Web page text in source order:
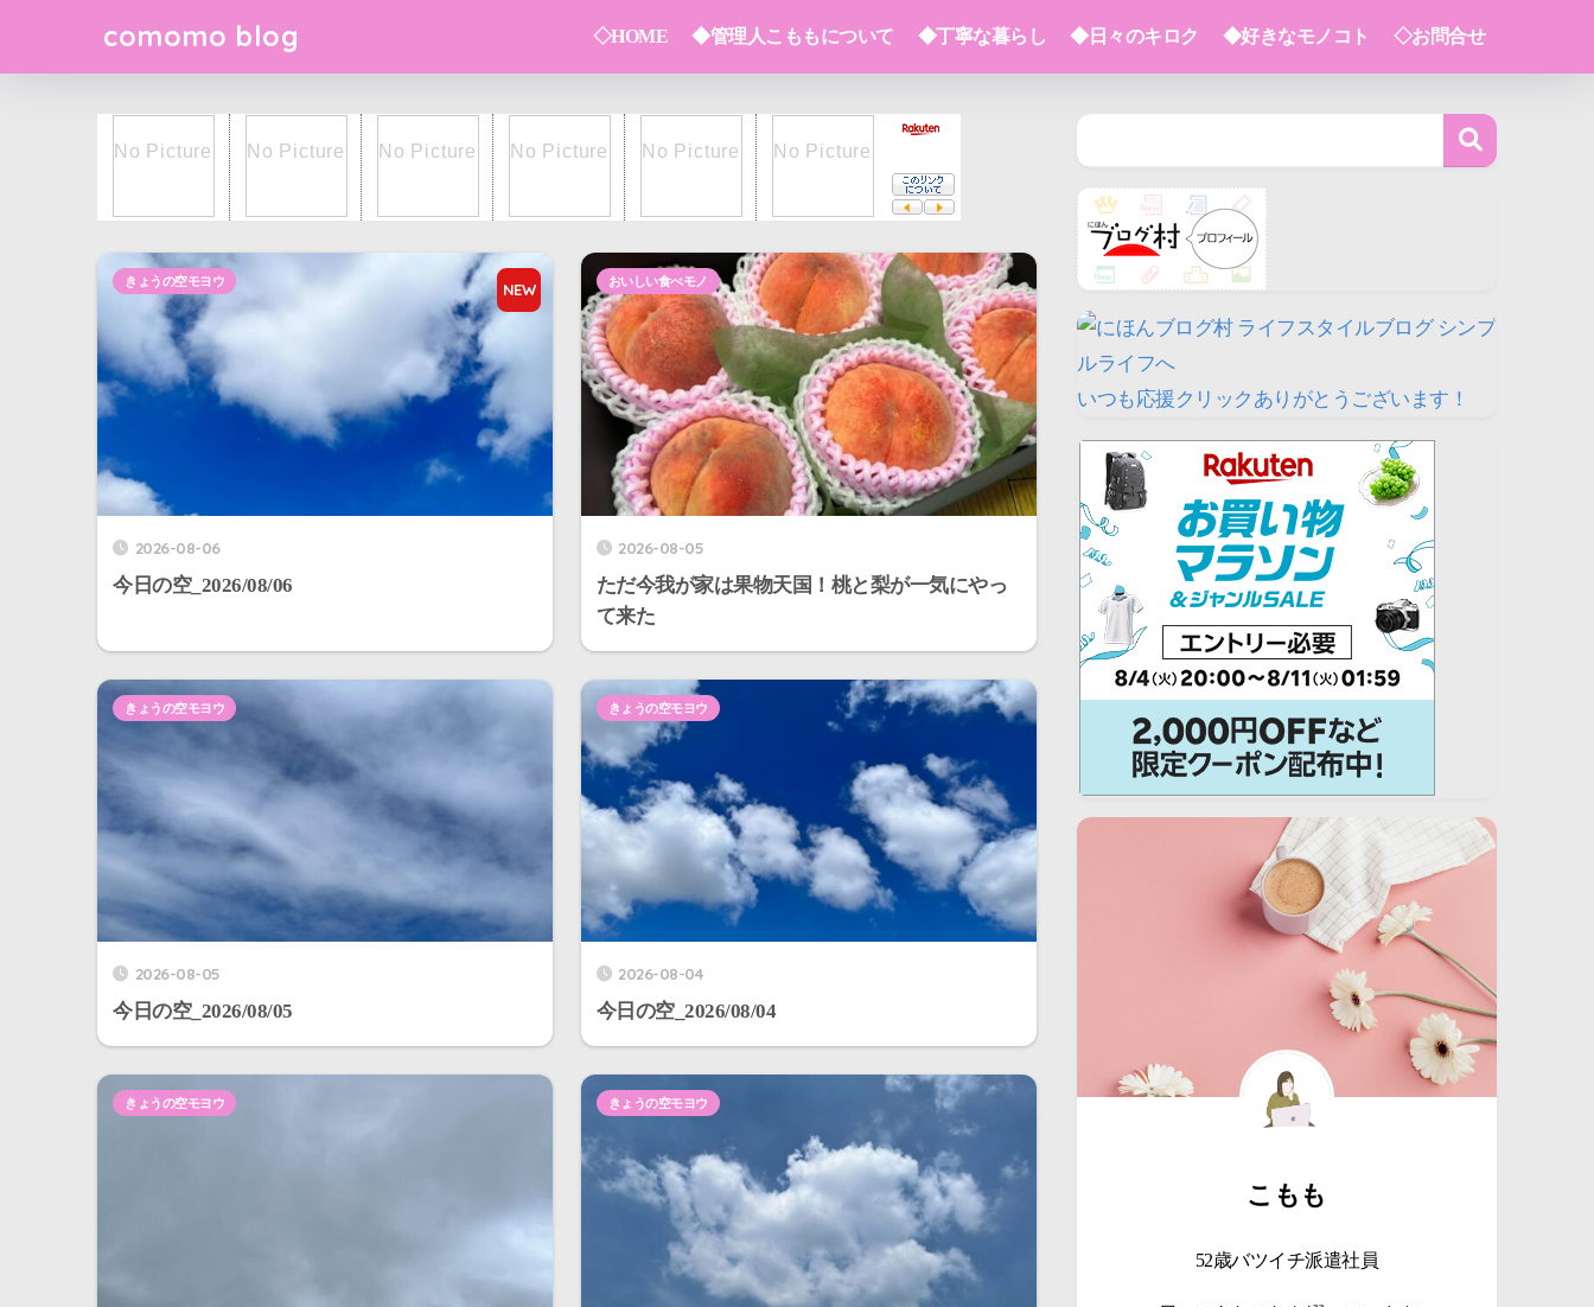
comomo blog ◇HOME ◆管理人こももについて ◆丁寧な暮らし ◆日々のキロク ◆好きなモノコト ◇お問合せ
2026-08-06
今日の空_2026/08/06
きょうの空モヨウ NEW
2026-08-05
ただ今我が家は果物天国！桃と梨が一気にやっ
て来た
おいしい食べモノ
2026-08-05
今日の空_2026/08/05
きょうの空モヨウ
2026-08-04
今日の空_2026/08/04
きょうの空モヨウ
きょうの空モヨウ きょうの空モヨウ
いつも応援クリックありがとうございます！
こもも
52歳バツイチ派遣社員